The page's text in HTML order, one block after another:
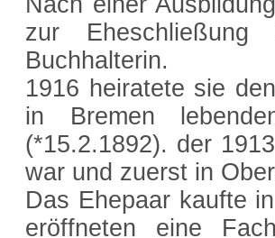
zur
Buchhalterin.
1916 heiratete sie
in Bremen
(*15.2.1892). der
war und zuerst in
Das Ehepaar kaufte
eröffneten eine